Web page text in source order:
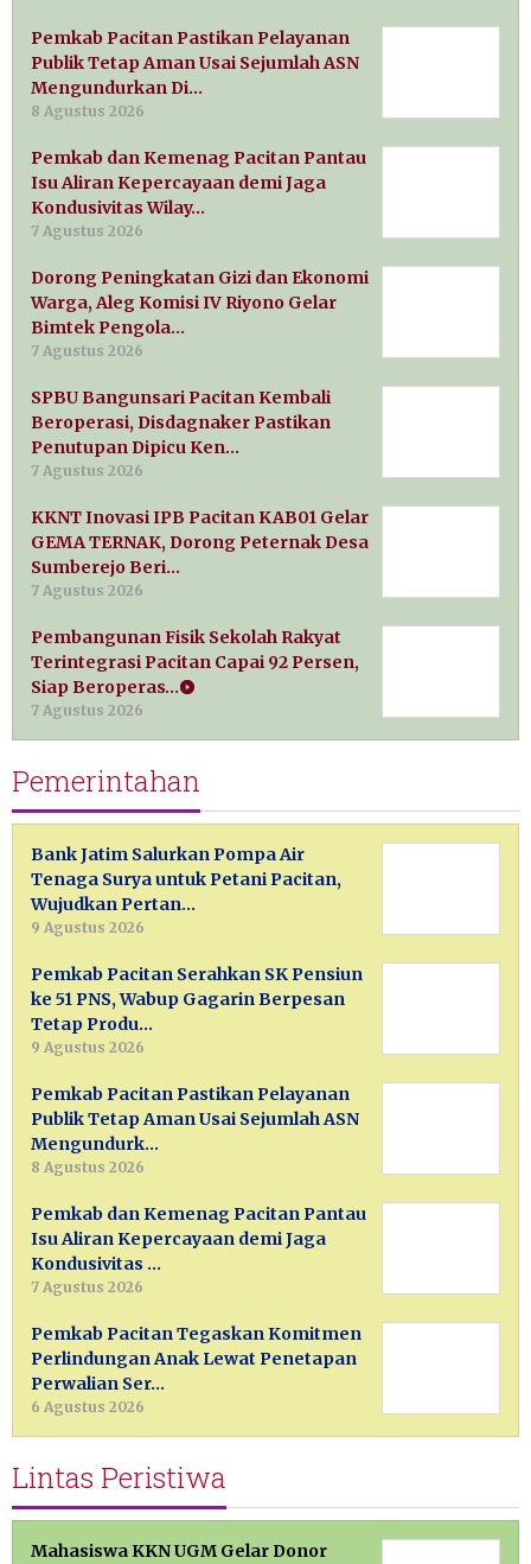
Pemkab Pacitan Pastikan Pelayanan
Publik Tetap Aman Usai Sejumlah ASN
Mengundurkan Di…
8 Agustus 2026
Pemkab dan Kemenag Pacitan Pantau
Isu Aliran Kepercayaan demi Jaga
Kondusivitas Wilay…
7 Agustus 2026
Dorong Peningkatan Gizi dan Ekonomi
Warga, Aleg Komisi IV Riyono Gelar
Bimtek Pengola…
7 Agustus 2026
SPBU Bangunsari Pacitan Kembali
Beroperasi, Disdagnaker Pastikan
Penutupan Dipicu Ken…
7 Agustus 2026
KKNT Inovasi IPB Pacitan KAB01 Gelar
GEMA TERNAK, Dorong Peternak Desa
Sumberejo Beri…
7 Agustus 2026
Pembangunan Fisik Sekolah Rakyat
Terintegrasi Pacitan Capai 92 Persen,
Siap Beroperas…
7 Agustus 2026
Pemerintahan
Bank Jatim Salurkan Pompa Air
Tenaga Surya untuk Petani Pacitan,
Wujudkan Pertan…
9 Agustus 2026
Pemkab Pacitan Serahkan SK Pensiun
ke 51 PNS, Wabup Gagarin Berpesan
Tetap Produ…
9 Agustus 2026
Pemkab Pacitan Pastikan Pelayanan
Publik Tetap Aman Usai Sejumlah ASN
Mengundurk…
8 Agustus 2026
Pemkab dan Kemenag Pacitan Pantau
Isu Aliran Kepercayaan demi Jaga
Kondusivitas …
7 Agustus 2026
Pemkab Pacitan Tegaskan Komitmen
Perlindungan Anak Lewat Penetapan
Perwalian Ser…
6 Agustus 2026
Lintas Peristiwa
Mahasiswa KKN UGM Gelar Donor